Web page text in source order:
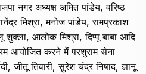
नगर अध्यक्ष अमित पांडेय, वरिष्ठ
मिश्रा, मनोज पांडेय, रामप्रकाश
आलोक मिश्रा, दिप्पू बाबा आदि
आयोजित करने में परशुराम सेना
जीतू तिवारी, सुरेश चंद्र निषाद, ज्ञानू